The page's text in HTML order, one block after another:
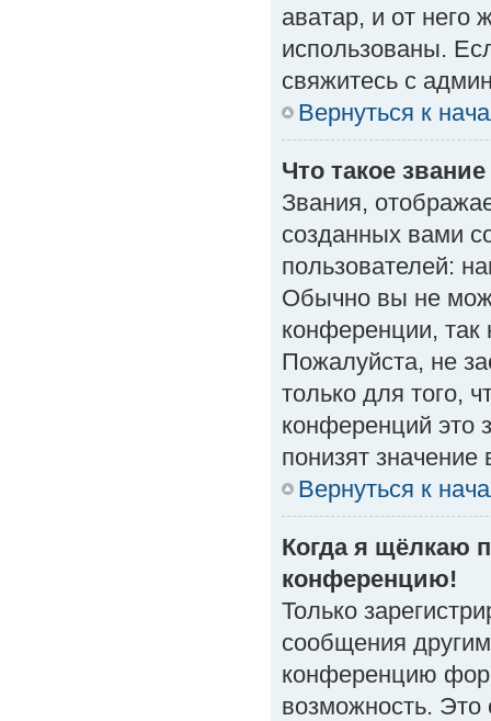
аватар, и от него
использованы.
свяжитесь с
Вернуться к
Что такое
Звания,
созданных вами
пользователей:
Обычно вы не
конференции, так
Пожалуйста, не
только для того,
конференций это
понизят
Вернуться к
Когда я щёлкаю
конференцию!
Только
сообщения
конференцию
возможность. Это